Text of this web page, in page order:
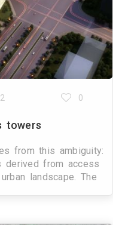
0
towers
from this ambiguity:
derived from access
landscape. The
vectors in turn